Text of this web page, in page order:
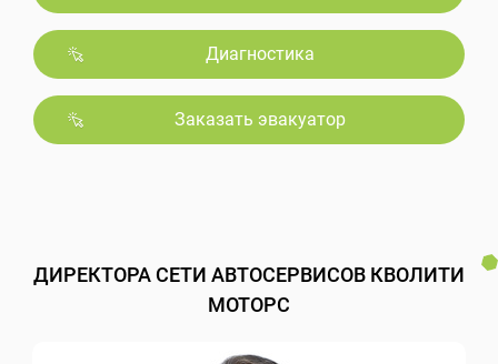
Диагностика
Заказать эвакуатор
ДИРЕКТОРА СЕТИ АВТОСЕРВИСОВ КВОЛИТИ
МОТОРС